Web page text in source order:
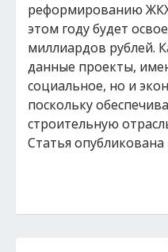
реформированию
этом году будет
миллиардов рублей.
данные проекты,
социальное, но и
поскольку
строительную
Статья опубликована